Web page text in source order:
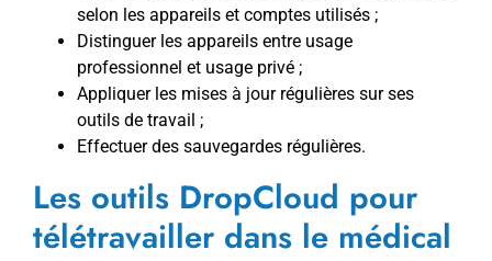
selon les appareils et comptes utilisés ;
Distinguer les appareils entre usage
professionnel et usage privé ;
Appliquer les mises à jour régulières sur ses
outils de travail ;
Effectuer des sauvegardes régulières.
Les outils DropCloud pour
télétravailler dans le médical